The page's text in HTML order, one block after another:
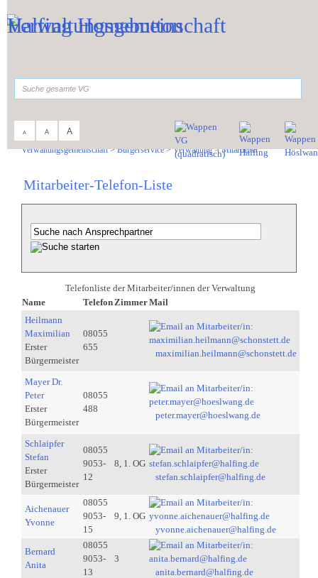
A A A
Verwaltungsgemeinschaft>Bürgerservice>Verwaltung>Mitarbeiter
Mitarbeiter-Telefon-Liste
Telefonliste der Mitarbeiter/innen der Verwaltung
Name
Telefon ZimmerMail
Heilmann
Maximilian
Erster
Bürgermeister
08055
655
maximilian.heilmann@schonstett.de
Mayer Dr.
Peter
Erster
Bürgermeister
08055
488
peter.mayer@hoeslwang.de
Schlaipfer
Stefan
Erster
Bürgermeister
08055
9053-
12
8, 1. OG
stefan.schlaipfer@halfing.de
Aichenauer
Yvonne
08055
9053-
15
9, 1. OG
yvonne.aichenauer@halfing.de
Bernard
Anita
08055
9053-
13
3
anita.bernard@halfing.de